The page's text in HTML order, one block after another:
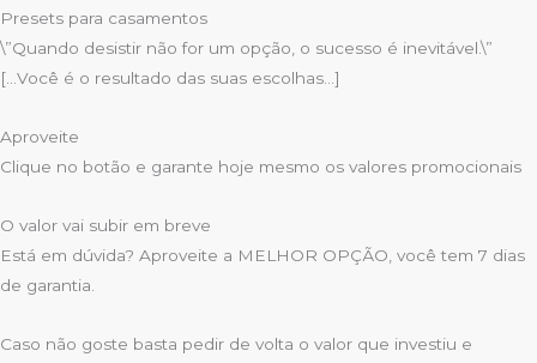
Presets para casamentos
\”Quando desistir não for um opção, o sucesso é inevitável.\”
[…Você é o resultado das suas escolhas…]
Aproveite
Clique no botão e garante hoje mesmo os valores promocionais
O valor vai subir em breve
Está em dúvida? Aproveite a MELHOR OPÇÃO, você tem 7 dias
de garantia.
Caso não goste basta pedir de volta o valor que investiu e